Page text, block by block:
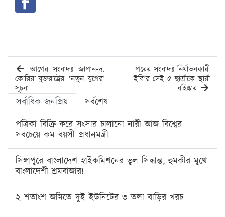
আগের সংবাদঃ জাপান-দ.
কোরিয়া-যুক্তরাষ্ট্রের ‘নতুন যুগের’
সূচনা
পরের সংবাদঃ নির্যাতনকারী
ইবি’র সেই ৫ ছাত্রীকে স্থায়ী
বহিষ্কার
সর্বাধিক জনপ্রিয়
সর্বশেষ
পত্রিকা বিক্রি করে সংসার চালানো নারী আজ বিশ্বের
সবচেয়ে কম বয়সী প্রধানমন্ত্রী
সিঙ্গাপুরে বাংলাদেশ হাইকমিশনের ভুল সিদ্ধান্ত, হুমকীর মুখে
বাংলাদেশী শ্রমবাজার!
২ শতাংশ জমিতে দুই ইউনিটের ৩ তলা বাড়ির খরচ